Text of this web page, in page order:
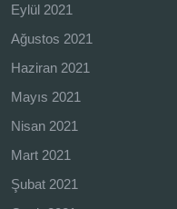
Eylül 2021
Ağustos 2021
Haziran 2021
Mayıs 2021
Nisan 2021
Mart 2021
Şubat 2021